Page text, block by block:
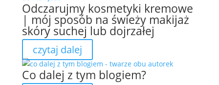
Odczarujmy kosmetyki kremowe
| mój sposób na świeży makijaż
skóry suchej lub dojrzałej
czytaj dalej
Co dalej z tym blogiem?